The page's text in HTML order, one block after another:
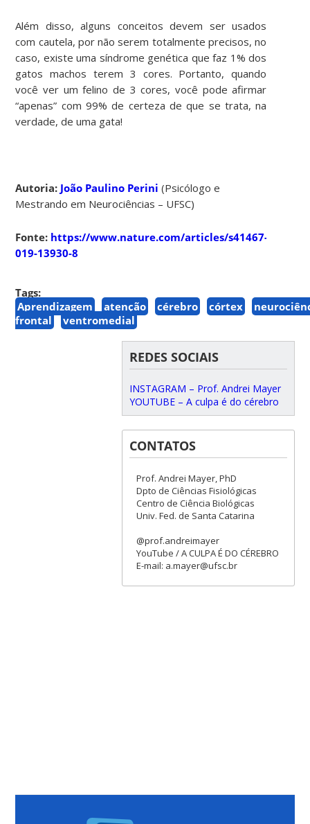
Além disso, alguns conceitos devem ser usados
com cautela, por não serem totalmente precisos, no
caso, existe uma síndrome genética que faz 1% dos
gatos machos terem 3 cores. Portanto, quando
você ver um felino de 3 cores, você pode afirmar
“apenas” com 99% de certeza de que se trata, na
verdade, de uma gata!
Autoria: João Paulino Perini (Psicólogo e
Mestrando em Neurociências – UFSC)
Fonte: https://www.nature.com/articles/s41467-
019-13930-8
Tags:
Aprendizagem
atenção cérebro córtex
frontal
ventromedial
REDES SOCIAIS
INSTAGRAM – Prof. Andrei Mayer
YOUTUBE – A culpa é do cérebro
CONTATOS
Prof. Andrei Mayer, PhD
Dpto de Ciências Fisiológicas
Centro de Ciência Biológicas
Univ. Fed. de Santa Catarina
@prof.andreimayer
YouTube / A CULPA É DO CÉREBRO
E-mail: a.mayer@ufsc.br